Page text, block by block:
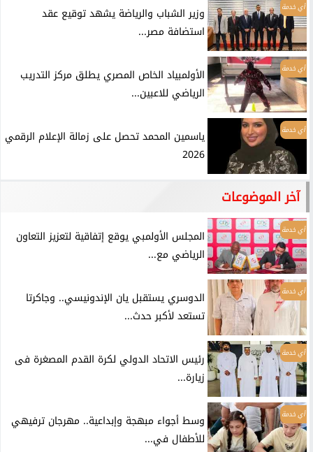
أي خدمة
وزير الشباب والرياضة يشهد توقيع عقد
استضافة مصر...
أي خدمة
الأولمبياد الخاص المصري يطلق مركز التدريب
الرياضي للاعبين...
أي خدمة
ياسمين المحمد تحصل على زمالة الإعلام الرقمي
2026
آخر الموضوعات
أي خدمة
المجلس الأولمبي يوقع إتفاقية لتعزيز التعاون
الرياضي مع...
أي خدمة
الدوسري يستقبل يان الإندونيسي.. وجاكرتا
تستعد لأكبر حدث...
أي خدمة
رئيس الاتحاد الدولي لكرة القدم المصغرة فى
زيارة...
أي خدمة
وسط أجواء مبهجة وإبداعية.. مهرجان ترفيهي
للأطفال في...